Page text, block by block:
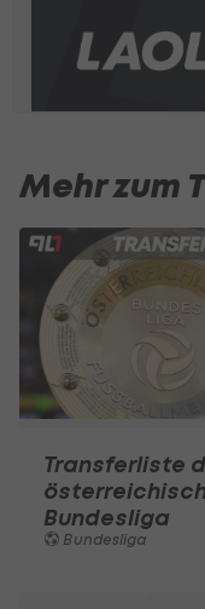
Mehr zum
Transferliste
Bundesliga
Bundesliga